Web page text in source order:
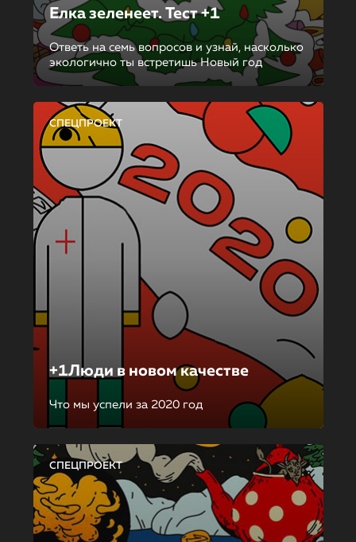
Елка зеленеет. Тест +1
Ответь на семь вопросов и узнай, насколько
экологично ты встретишь Новый год
СПЕЦПРОЕКТ
+1Люди в новом качестве
Что мы успели за 2020 год
СПЕЦПРОЕКТ